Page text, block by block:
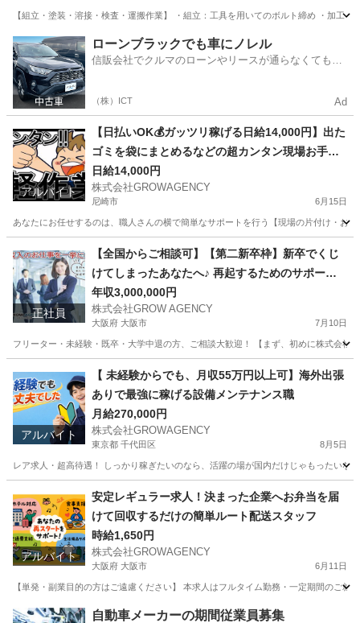
【組立・塗装・溶接・検査・運搬作業】 ・組立：工具を用いてのボルト締め ・加工
兵庫 伊丹市 軽作業 時給
ローンブラックでも車にノレル
信販会社でクルマのローンやリースが通らなくてもク
（株）ICT Ad
アルバイト
【日払いOK💰ガッツリ稼げる日給14,000円】出た
ゴミを袋にまとめるなどの超カンタン現場お手伝
い◎
日給14,000円
株式会社GROWAGENCY
尼崎市 6月15日
あなたにお任せするのは、職人さんの横で簡単なサポートを行う【現場の片付け・お
その他 ゲーム
正社員
【全国からご相談可】【第二新卒枠】新卒でくじ
けてしまったあなたへ♪ 再起するためのサポート
をさせてください♪
年収3,000,000円
株式会社GROW AGENCY
大阪府 大阪市 7月10日
フリーター・未経験・既卒・大学中退の方、ご相談大歓迎！ 【まず、初めに株式会
その他 新卒
アルバイト
【 未経験からでも、月収55万円以上可】海外出張
ありで最強に稼げる設備メンテナンス職
月給270,000円
株式会社GROWAGENCY
東京都 千代田区 8月5日
レア求人・超高待遇！ しっかり稼ぎたいのなら、活躍の場が国内だけじゃもったい
その他 海外出張
アルバイト
安定レギュラー求人！決まった企業へお弁当を届
けて回収するだけの簡単ルート配送スタッフ
時給1,650円
株式会社GROWAGENCY
大阪府 大阪市 6月11日
【単発・副業目的の方はご遠慮ください】 本求人はフルタイム勤務・一定期間のご
大阪 大阪市 工場 スタッフ
自動車メーカーの期間従業員募集